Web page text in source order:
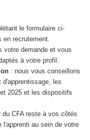
le formulaire ci-
en recrutement.
votre demande et vous
à votre profil.
: nous vous conseillons
les
2025 et les dispositifs
du CFA reste à vos côtés
l'apprenti au sein de votre